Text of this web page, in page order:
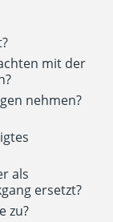
mit der
nehmen?
als
ersetzt?
zu?